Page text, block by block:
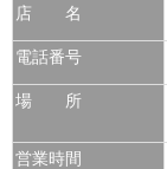
店 名
電話番号
場 所
営業時間